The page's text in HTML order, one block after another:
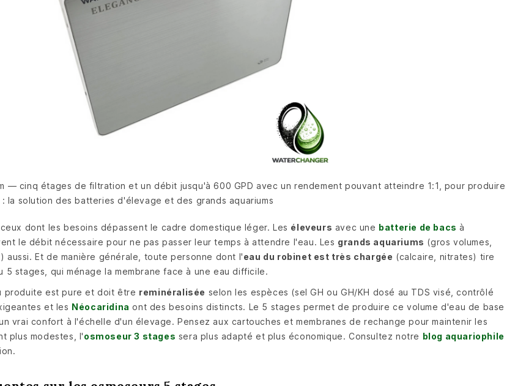
— cinq étages de filtration et un débit jusqu'à 600 GPD avec un rendement pouvant atteindre 1:1, pour produire
la solution des batteries d'élevage et des grands aquariums
dont les besoins dépassent le cadre domestique léger. Les éleveurs avec une batterie de bacs à
le débit nécessaire pour ne pas passer leur temps à attendre l'eau. Les grands aquariums (gros volumes,
aussi. Et de manière générale, toute personne dont l'eau du robinet est très chargée (calcaire, nitrates) tire
stages, qui ménage la membrane face à une eau difficile.
produite est pure et doit être reminéralisée selon les espèces (sel GH ou GH/KH dosé au TDS visé, contrôlé
et les Néocaridina ont des besoins distincts. Le 5 stages permet de produire ce volume d'eau de base
vrai confort à l'échelle d'un élevage. Pensez aux cartouches et membranes de rechange pour maintenir les
plus modestes, l'osmoseur 3 stages sera plus adapté et plus économique. Consultez notre blog aquariophile